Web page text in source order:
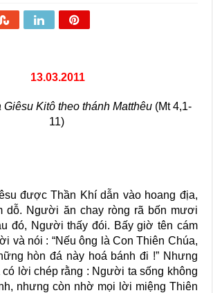
13.03.2011
Kitô theo thánh Matthêu (Mt 4,1-
11)
được Thần Khí dẫn vào hoang địa,
dỗ. Người ăn chay ròng rã bốn mươi
đó, Người thấy đói. Bấy giờ tên cám
và nói : “Nếu ông là Con Thiên Chúa,
hòn đá này hoá bánh đi !” Nhưng
lời chép rằng : Người ta sống không
nhưng còn nhờ mọi lời miệng Thiên